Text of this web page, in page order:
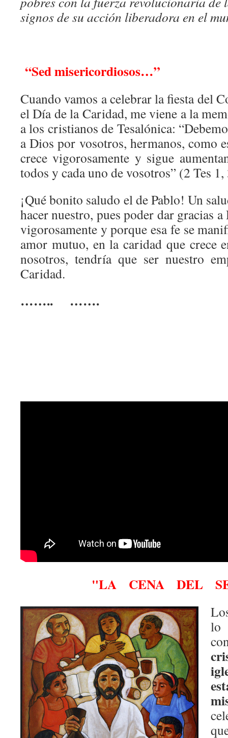
signos de su acción liberadora en el
“Sed misericordiosos…”
Cuando vamos a celebrar la fiesta del
el Día de la Caridad, me viene a la
a los cristianos de Tesalónica:
a Dios por vosotros, hermanos, como
crece vigorosamente y sigue
todos y cada uno de vosotros” (2 Tes
¡Qué bonito saludo el de Pablo! Un
hacer nuestro, pues poder dar gracias
vigorosamente y porque esa fe se
amor mutuo, en la caridad que crece
nosotros, tendría que ser nuestro
Caridad.
…….. …….
"LA CENA DEL
lo